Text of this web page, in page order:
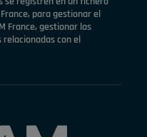
para gestionar el
France, gestionar las
con el